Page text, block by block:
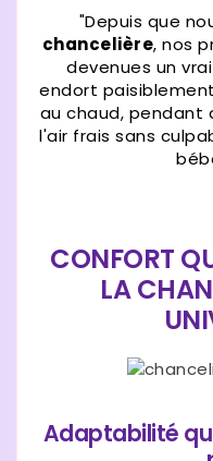
"Depuis que
chancelière, nos
devenues un
endort
au chaud, pendant
l'air frais sans
CONFORT
LA
Adaptabilité